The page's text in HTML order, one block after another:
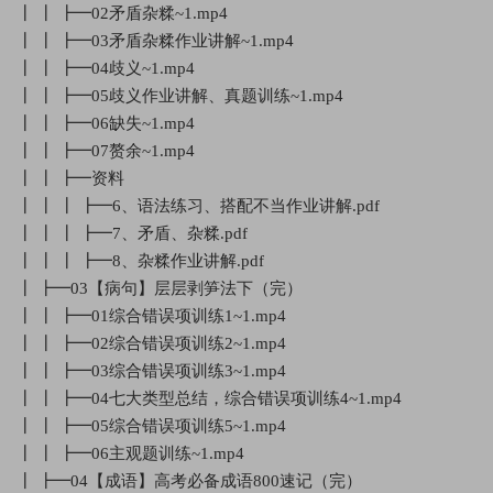
┃ ┃ ┣━02矛盾杂糅~1.mp4
┃ ┃ ┣━03矛盾杂糅作业讲解~1.mp4
┃ ┃ ┣━04歧义~1.mp4
┃ ┃ ┣━05歧义作业讲解、真题训练~1.mp4
┃ ┃ ┣━06缺失~1.mp4
┃ ┃ ┣━07赘余~1.mp4
┃ ┃ ┣━资料
┃ ┃ ┃ ┣━6、语法练习、搭配不当作业讲解.pdf
┃ ┃ ┃ ┣━7、矛盾、杂糅.pdf
┃ ┃ ┃ ┣━8、杂糅作业讲解.pdf
┃ ┣━03【病句】层层剥笋法下（完）
┃ ┃ ┣━01综合错误项训练1~1.mp4
┃ ┃ ┣━02综合错误项训练2~1.mp4
┃ ┃ ┣━03综合错误项训练3~1.mp4
┃ ┃ ┣━04七大类型总结，综合错误项训练4~1.mp4
┃ ┃ ┣━05综合错误项训练5~1.mp4
┃ ┃ ┣━06主观题训练~1.mp4
┃ ┣━04【成语】高考必备成语800速记（完）